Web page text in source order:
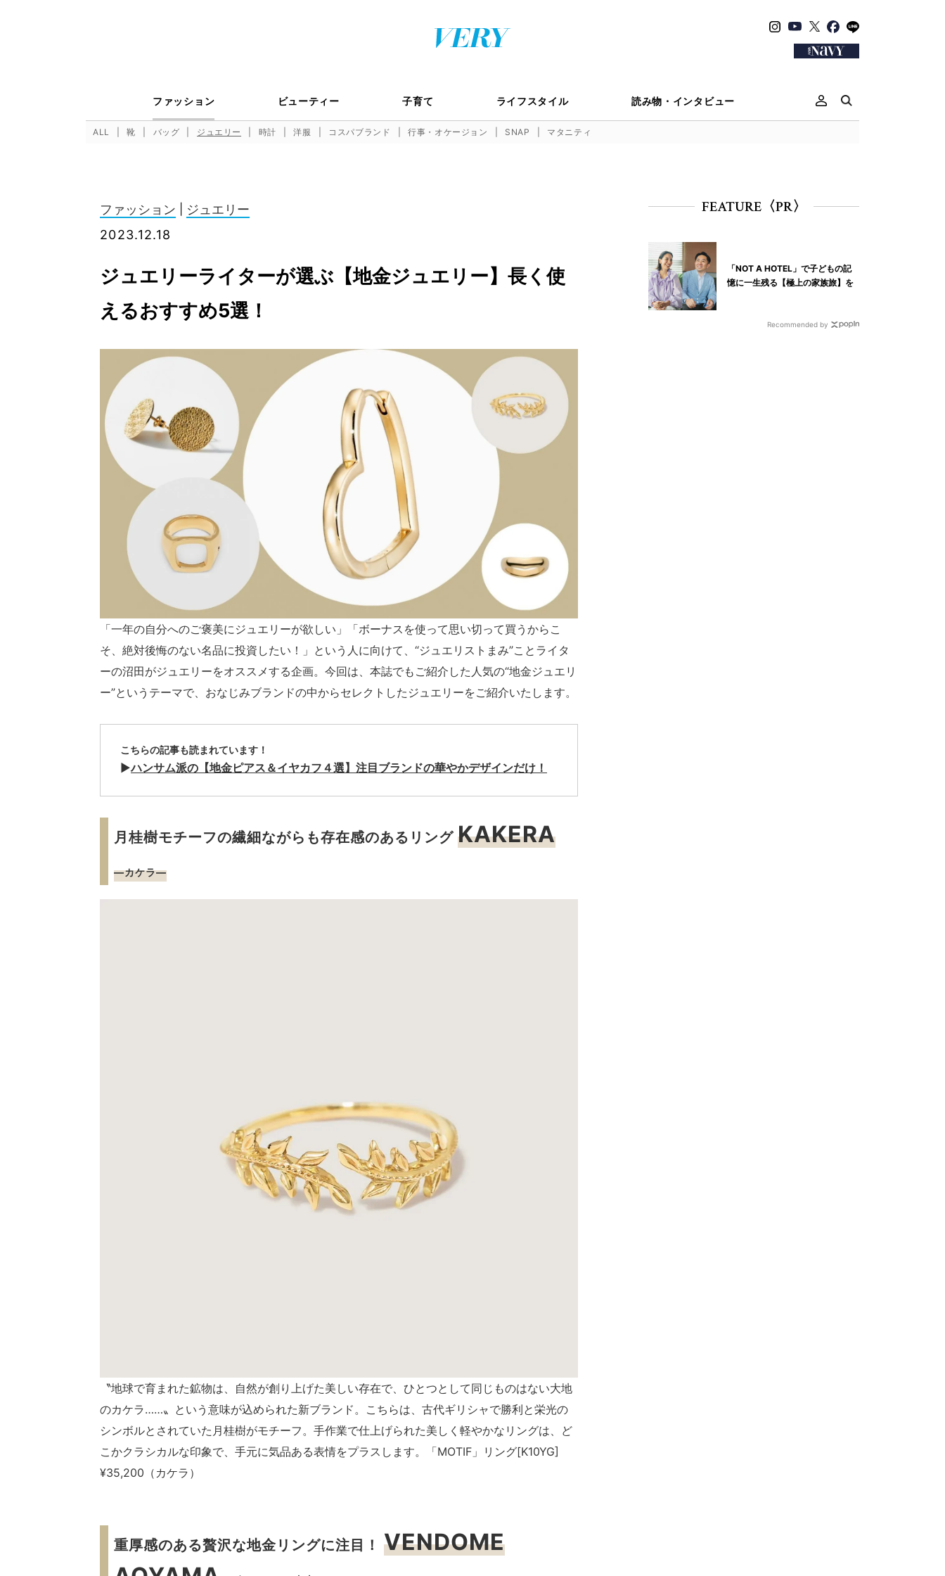
ファッション ビューティー 子育て ライフスタイル 読み物・インタビュー
ALL 靴 バッグ ジュエリー 時計 洋服 コスパブランド 行事・オケージョン SNAP マタニティ
ファッション
ジュエリー
2023.12.18
ジュエリーライターが選ぶ【地金ジュエリー】長く使
えるおすすめ5選！
「一年の自分へのご褒美にジュエリーが欲しい」「ボーナスを使って思い切って買うからこ
そ、絶対後悔のない名品に投資したい！」という人に向けて、“ジュエリストまみ”ことライタ
ーの沼田がジュエリーをオススメする企画。今回は、本誌でもご紹介した人気の“地金ジュエリ
ー”というテーマで、おなじみブランドの中からセレクトしたジュエリーをご紹介いたします。
こちらの記事も読まれています！
▶ハンサム派の【地金ピアス＆イヤカフ４選】注目ブランドの華やかデザインだけ！
月桂樹モチーフの繊細ながらも存在感のあるリング KAKERA
―カケラ―
〝地球で育まれた鉱物は、自然が創り上げた美しい存在で、ひとつとして同じものはない大地
のカケラ……〟という意味が込められた新ブランド。こちらは、古代ギリシャで勝利と栄光の
シンボルとされていた月桂樹がモチーフ。手作業で仕上げられた美しく軽やかなリングは、ど
こかクラシカルな印象で、手元に気品ある表情をプラスします。「MOTIF 」リング[K10YG]
¥35,200（カケラ）
重厚感のある贅沢な地金リングに注目！ VENDOME
FEATURE〈PR〉
「NOT A HOTEL」で子どもの記
憶に一生残る【極上の家族旅】を
Recommended by